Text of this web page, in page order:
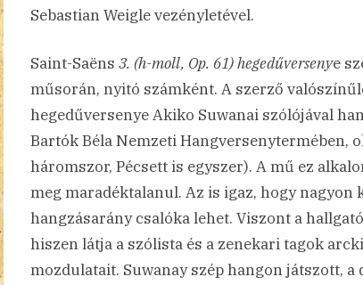
Sebastian Weigle vezényletével.
Saint-Saëns 3. (h-moll, Op. 61) hegedűversenye
műsorán, nyitó számként. A szerző
hegedűversenye Akiko Suwanai szólójával
Bartók Béla Nemzeti Hangversenytermében,
háromszor, Pécsett is egyszer). A mű ez
meg maradéktalanul. Az is igaz, hogy nagyon
hangzásarány csalóka lehet. Viszont a
hiszen látja a szólista és a zenekari tagok
mozdulatait. Suwanay szép hangon játszott, a